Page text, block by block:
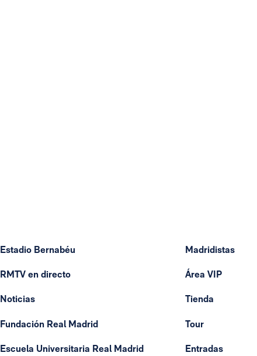
Estadio Bernabéu
RMTV en directo
Noticias
Fundación Real Madrid
Escuela Universitaria Real Madrid
Madridistas
Área VIP
Tienda
Tour
Entradas